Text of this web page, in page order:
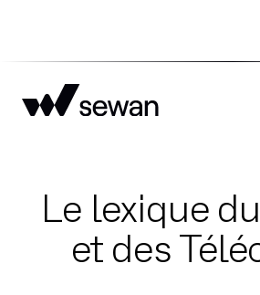
Le lexique
et des